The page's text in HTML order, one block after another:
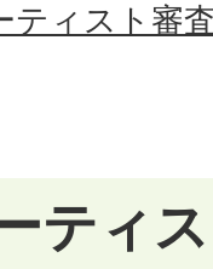
ティスト審
ティ